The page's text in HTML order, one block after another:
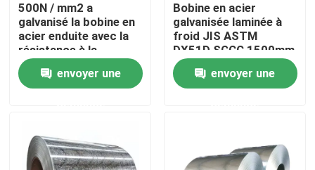
Maison
Produits
Au sujet de nous
500N / mm2 a
galvanisé la bobine en
acier enduite avec la
résistance à la
traction 610mm
envoyer une
Bobine en acier
galvanisée laminée à
froid JIS ASTM
DX51D SGCC 1500mm
envoyer une